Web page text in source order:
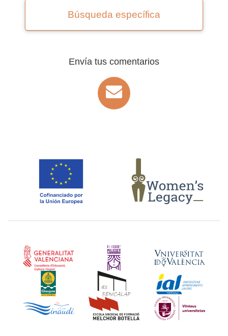
Búsqueda específica
Envía tus comentarios